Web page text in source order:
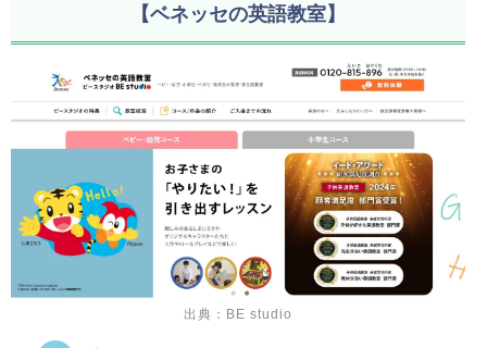
【ベネッセの英語教室】
出典：BE studio